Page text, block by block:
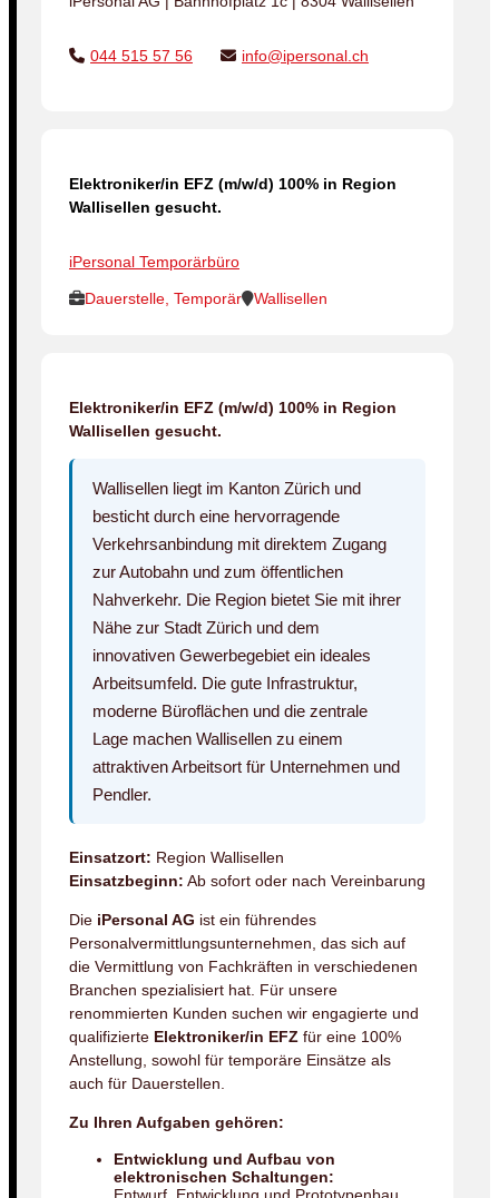
044 515 57 56 info@ipersonal.ch
Elektroniker/in EFZ (m/w/d) 100% in Region
Wallisellen gesucht.
iPersonal Temporärbüro
Dauerstelle, Temporär Wallisellen
Elektroniker/in EFZ (m/w/d) 100% in Region
Wallisellen gesucht.
Wallisellen liegt im Kanton Zürich und
besticht durch eine hervorragende
Verkehrsanbindung mit direktem Zugang
zur Autobahn und zum öffentlichen
Nahverkehr. Die Region bietet Sie mit ihrer
Nähe zur Stadt Zürich und dem
innovativen Gewerbegebiet ein ideales
Arbeitsumfeld. Die gute Infrastruktur,
moderne Büroflächen und die zentrale
Lage machen Wallisellen zu einem
attraktiven Arbeitsort für Unternehmen und
Pendler.
Einsatzort: Region Wallisellen
Einsatzbeginn: Ab sofort oder nach Vereinbarung
Die iPersonal AG ist ein führendes
Personalvermittlungsunternehmen, das sich auf
die Vermittlung von Fachkräften in verschiedenen
Branchen spezialisiert hat. Für unsere
renommierten Kunden suchen wir engagierte und
qualifizierte Elektroniker/in EFZ für eine 100%
Anstellung, sowohl für temporäre Einsätze als
auch für Dauerstellen.
Zu Ihren Aufgaben gehören:
Entwicklung und Aufbau von
elektronischen Schaltungen: